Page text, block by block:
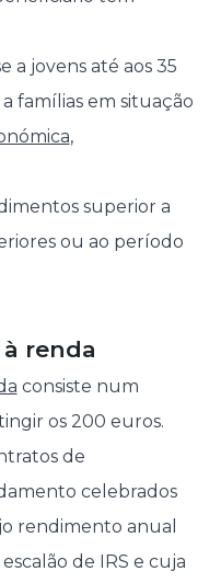
a jovens até aos 35
famílias em situação
,
superior a
ou ao período
renda
consiste num
os 200 euros.
de
celebrados
rendimento anual
de IRS e cuja